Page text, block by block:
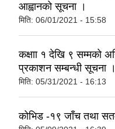
आह्वानको सूचना ।
मिति: 06/01/2021 - 15:58
कक्षाा १ देखि ९ सम्मको
प्रकाशन सम्बन्धी सूचना ।
मिति: 05/31/2021 - 16:13
कोभिड -१९ जाँच तथा